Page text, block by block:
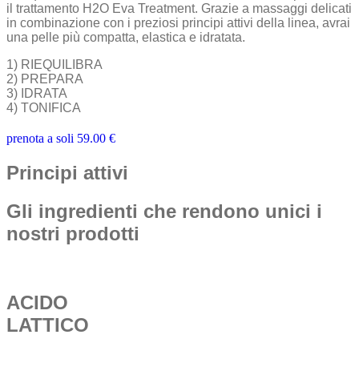
il trattamento H2O Eva Treatment. Grazie a massaggi delicati
in combinazione con i preziosi principi attivi della linea, avrai
una pelle più compatta, elastica e idratata.
1) RIEQUILIBRA
2) PREPARA
3) IDRATA
4) TONIFICA
prenota a soli 59.00 €
Principi attivi
Gli ingredienti che rendono unici i
nostri prodotti
ACIDO
LATTICO